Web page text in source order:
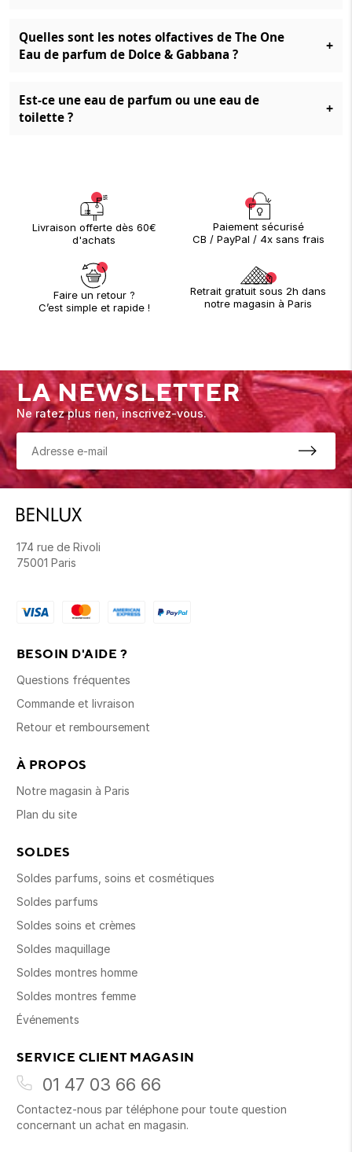
Quelles sont les notes olfactives de The One
Eau de parfum de Dolce & Gabbana ?
+
Est-ce une eau de parfum ou une eau de
toilette ?
+
Livraison offerte dès 60€
d'achats
Paiement sécurisé
CB / PayPal / 4x sans frais
Faire un retour ?
C’est simple et rapide !
Retrait gratuit sous 2h dans
notre magasin à Paris
LA NEWSLETTER
Ne ratez plus rien, inscrivez-vous.
174 rue de Rivoli
75001 Paris
BESOIN D'AIDE ?
Questions fréquentes
Commande et livraison
Retour et remboursement
À PROPOS
Notre magasin à Paris
Plan du site
SOLDES
Soldes parfums, soins et cosmétiques
Soldes parfums
Soldes soins et crèmes
Soldes maquillage
Soldes montres homme
Soldes montres femme
Événements
SERVICE CLIENT MAGASIN
01 47 03 66 66
Contactez-nous par téléphone pour toute question
concernant un achat en magasin.